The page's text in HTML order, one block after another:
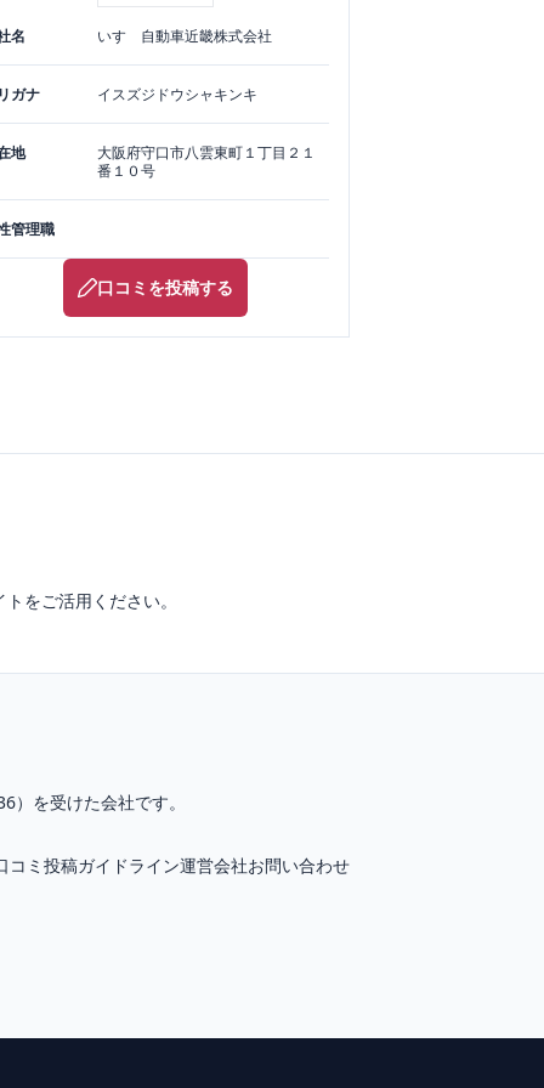
名 いすゞ自動車近畿株式会社
ガナ イスズジドウシャキンキ
地 大阪府守口市八雲東町１丁目２１
番１０号
管理職
口コミを投稿する
をご活用ください。
）を受けた会社です。
コミ投稿ガイドライン運営会社お問い合わせ